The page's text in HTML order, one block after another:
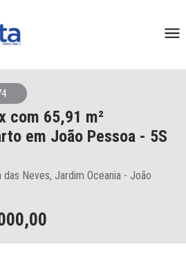
com 65,91 m²
em João Pessoa - 5S
Neves, Jardim Oceania - João